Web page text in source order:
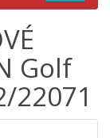
Golf
22071